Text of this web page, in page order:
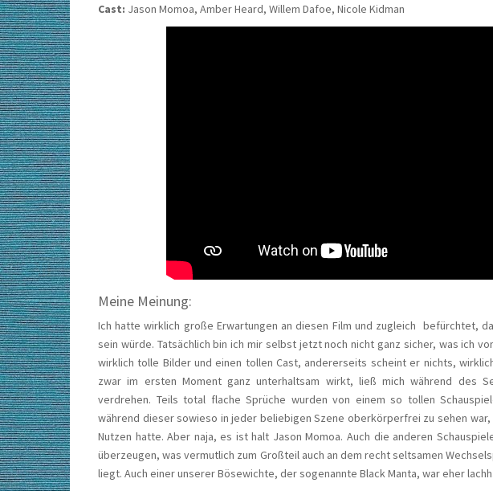
Cast: Jason Momoa, Amber Heard, Willem Dafoe, Nicole Kidman
Meine Meinung:
Ich hatte wirklich große Erwartungen an diesen Film und zugleich befürchtet,
sein würde. Tatsächlich bin ich mir selbst jetzt noch nicht ganz sicher, was ich
wirklich tolle Bilder und einen tollen Cast, andererseits scheint er nichts,
zwar im ersten Moment ganz unterhaltsam wirkt, ließ mich während des
verdrehen. Teils total flache Sprüche wurden von einem so tollen
während dieser sowieso in jeder beliebigen Szene oberkörperfrei zu sehen war,
Nutzen hatte. Aber naja, es ist halt Jason Momoa. Auch die anderen
überzeugen, was vermutlich zum Großteil auch an dem recht seltsamen
liegt. Auch einer unserer Bösewichte, der sogenannte Black Manta, war eher